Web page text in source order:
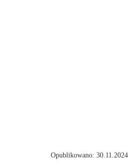
Opublikowano: 30.11.2024